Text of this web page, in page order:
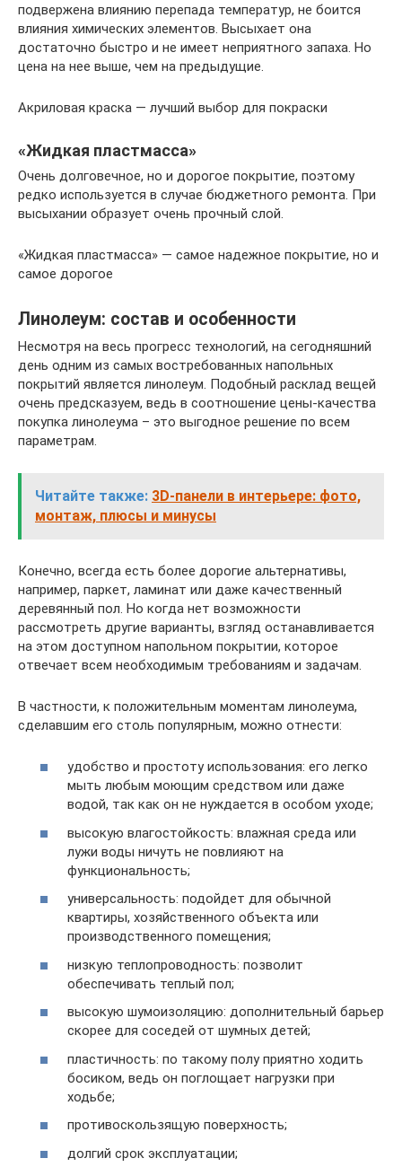
подвержена влиянию перепада температур, не боится
влияния химических элементов. Высыхает она
достаточно быстро и не имеет неприятного запаха. Но
цена на нее выше, чем на предыдущие.
Акриловая краска — лучший выбор для покраски
«Жидкая пластмасса»
Очень долговечное, но и дорогое покрытие, поэтому
редко используется в случае бюджетного ремонта. При
высыхании образует очень прочный слой.
«Жидкая пластмасса» — самое надежное покрытие, но и
самое дорогое
Линолеум: состав и особенности
Несмотря на весь прогресс технологий, на сегодняшний
день одним из самых востребованных напольных
покрытий является линолеум. Подобный расклад вещей
очень предсказуем, ведь в соотношение цены-качества
покупка линолеума – это выгодное решение по всем
параметрам.
Читайте также: 3D-панели в интерьере: фото,
монтаж, плюсы и минусы
Конечно, всегда есть более дорогие альтернативы,
например, паркет, ламинат или даже качественный
деревянный пол. Но когда нет возможности
рассмотреть другие варианты, взгляд останавливается
на этом доступном напольном покрытии, которое
отвечает всем необходимым требованиям и задачам.
В частности, к положительным моментам линолеума,
сделавшим его столь популярным, можно отнести:
удобство и простоту использования: его легко
мыть любым моющим средством или даже
водой, так как он не нуждается в особом уходе;
высокую влагостойкость: влажная среда или
лужи воды ничуть не повлияют на
функциональность;
универсальность: подойдет для обычной
квартиры, хозяйственного объекта или
производственного помещения;
низкую теплопроводность: позволит
обеспечивать теплый пол;
высокую шумоизоляцию: дополнительный барьер
скорее для соседей от шумных детей;
пластичность: по такому полу приятно ходить
босиком, ведь он поглощает нагрузки при
ходьбе;
противоскользящую поверхность;
долгий срок эксплуатации;